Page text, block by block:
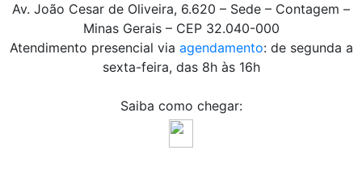
Av. João Cesar de Oliveira, 6.620 – Sede – Contagem –
Minas Gerais – CEP 32.040-000
Atendimento presencial via agendamento: de segunda a
sexta-feira, das 8h às 16h
Saiba como chegar: